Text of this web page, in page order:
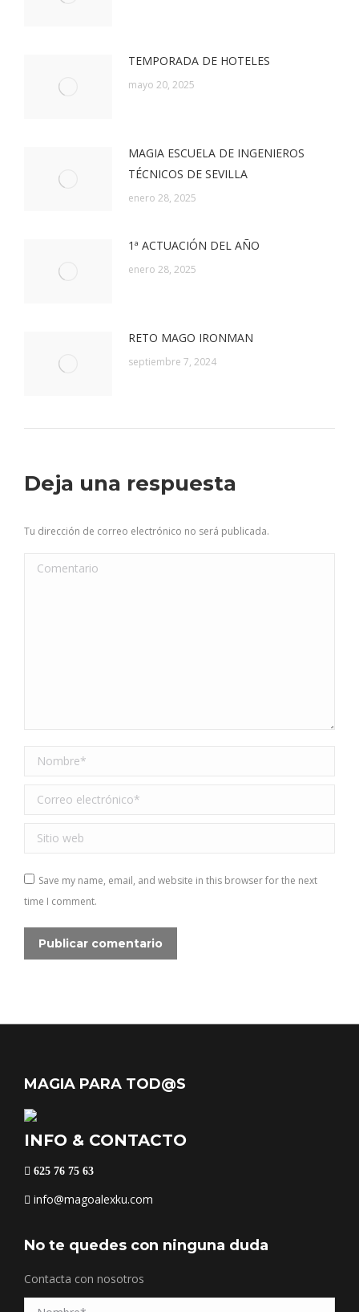
TEMPORADA DE HOTELES
mayo 20, 2025
MAGIA ESCUELA DE INGENIEROS
TÉCNICOS DE SEVILLA
enero 28, 2025
1ª ACTUACIÓN DEL AÑO
enero 28, 2025
RETO MAGO IRONMAN
septiembre 7, 2024
Deja una respuesta
Tu dirección de correo electrónico no será publicada.
Comentario
Nombre *
Correo electrónico *
Sitio web
Save my name, email, and website in this browser for the next
time I comment.
Publicar comentario
MAGIA PARA TOD@S
INFO & CONTACTO
625 76 75 63
info@magoalexku.com
No te quedes con ninguna duda
Contacta con nosotros